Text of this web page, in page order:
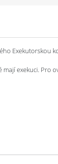
Exekutorskou
exekuci.